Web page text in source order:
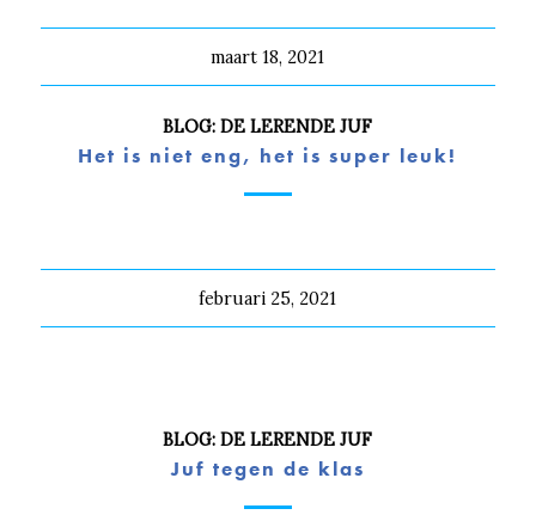
maart 18, 2021
BLOG: DE LERENDE JUF
Het is niet eng, het is super leuk!
februari 25, 2021
BLOG: DE LERENDE JUF
Juf tegen de klas